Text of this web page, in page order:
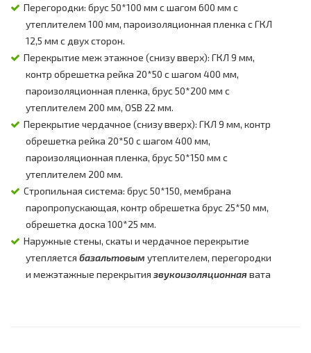
Перегородки: брус 50*100 мм с шагом 600 мм с
утеплителем 100 мм, пароизоляционная пленка с ГКЛ
12,5 мм с двух сторон.
Перекрытие меж этажное (снизу вверх): ГКЛ 9 мм,
контр обрешетка рейка 20*50 с шагом 400 мм,
пароизоляционная пленка, брус 50*200 мм с
утеплителем 200 мм, OSB 22 мм.
Перекрытие чердачное (снизу вверх): ГКЛ 9 мм, контр
обрешетка рейка 20*50 с шагом 400 мм,
пароизоляционная пленка, брус 50*150 мм с
утеплителем 200 мм.
Стропильная система: брус 50*150, мембрана
паропропускающая, контр обрешетка брус 25*50 мм,
обрешетка доска 100*25 мм.
Наружные стены, скаты и чердачное перекрытие
утепляется базальтовым утеплителем, перегородки
и межэтажные перекрытия звукоизоляционнаявата